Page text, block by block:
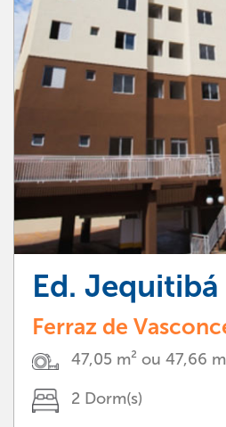
Ed. Jequitibá
Ferraz de
47,05 m² ou 47,66
2 Dorm(s)